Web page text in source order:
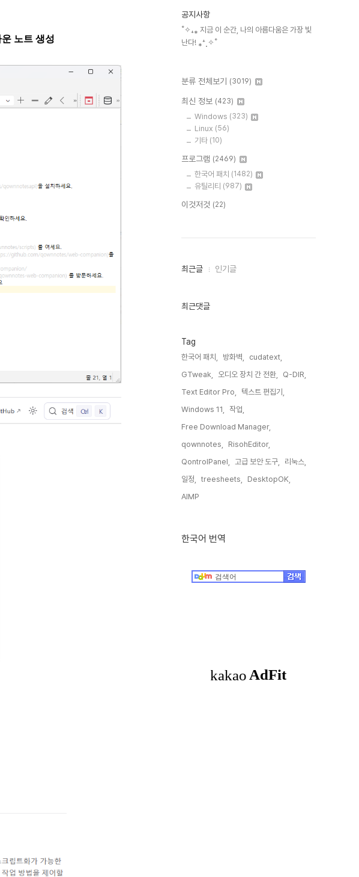
노트 생성
공지사항
˚✧₊⁎ 지금 이 순간, 나의 아름다움은 가장 빛
난다! ⁎⁺˳✧˚
분류 전체보기 (3019)
최신 정보 (423)
Windows (323)
Linux (56)
기타 (10)
프로그램 (2469)
한국어 패치 (1482)
유틸리티 (987)
이것저것 (22)
최
인
최근글 인기글
최근댓글
Tag
한국어 패치, 방화벽,
cudatext,
GTweak,
오디오 장치 간 전환,
Q-DIR,
Text Editor Pro,
텍스트 편집기,
Windows 11,
작업,
Free Download Manager,
qownnotes,
RisohEditor,
QontrolPanel,
고급 보안 도구,
리눅스,
일정,
treesheets,
DesktopOK,
AIMP,
한국어 번역